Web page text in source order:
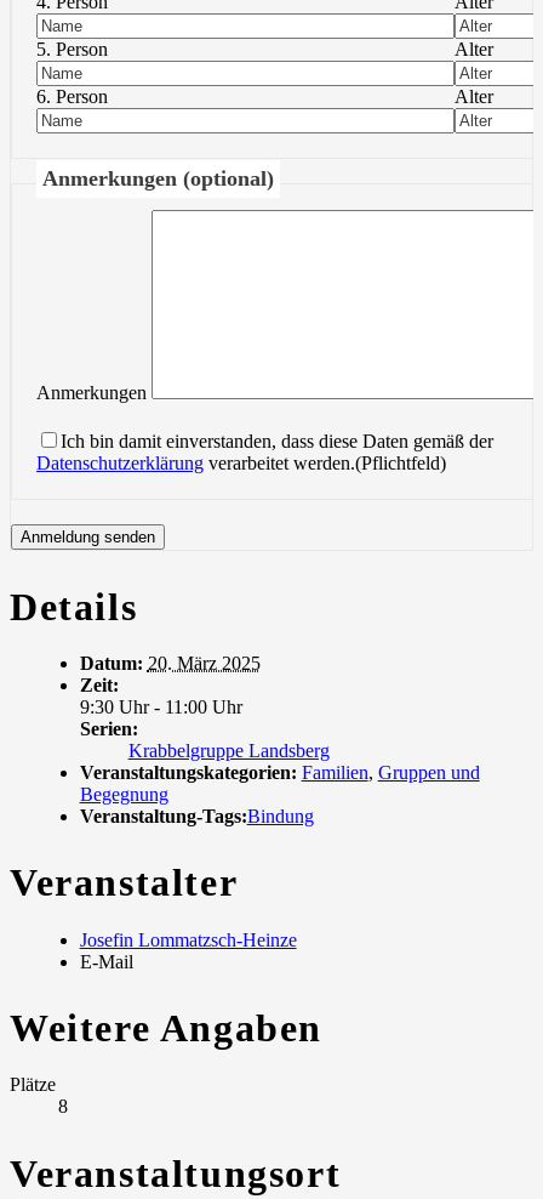
5. Person Alter
6. Person Alter
Anmerkungen (optional)
Anmerkungen
Ich bin damit einverstanden, dass diese Daten gemäß der
Datenschutzerklärung verarbeitet werden.(Pflichtfeld)
Details
Datum: 20. März 2025
Zeit:
9:30 Uhr - 11:00 Uhr
Serien:
Krabbelgruppe Landsberg
Veranstaltungskategorien: Familien, Gruppen und
Begegnung
Veranstaltung-Tags:Bindung
Veranstalter
Josefin Lommatzsch-Heinze
E-Mail
Weitere Angaben
Plätze
8
Veranstaltungsort